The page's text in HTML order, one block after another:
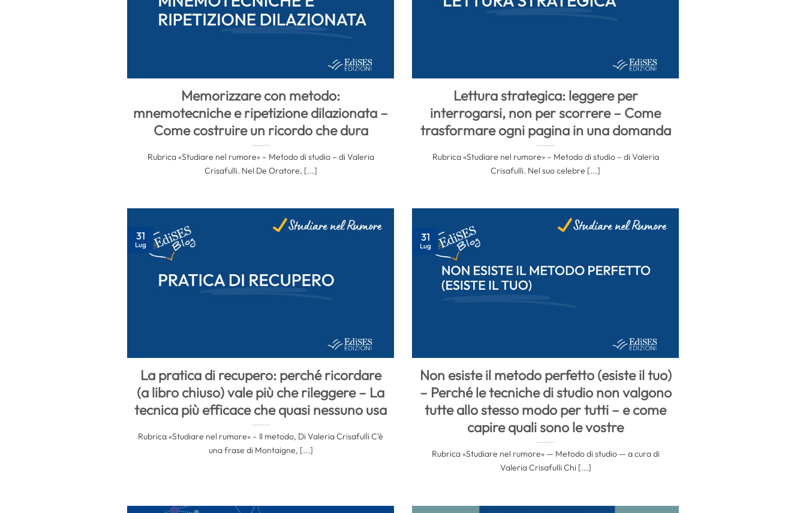
Memorizzare con metodo:
mnemotecniche e ripetizione dilazionata –
Come costruire un ricordo che dura
Rubrica «Studiare nel rumore» – Metodo di studio – di Valeria
Crisafulli. Nel De Oratore, [...]
Lettura strategica: leggere per
interrogarsi, non per scorrere – Come
trasformare ogni pagina in una domanda
Rubrica «Studiare nel rumore» – Metodo di studio – di Valeria
Crisafulli. Nel suo celebre [...]
La pratica di recupero: perché ricordare
(a libro chiuso) vale più che rileggere – La
tecnica più efficace che quasi nessuno usa
Rubrica «Studiare nel rumore» – Il metodo, Di Valeria Crisafulli C’è
una frase di Montaigne, [...]
31
Lug
Non esiste il metodo perfetto (esiste il tuo)
– Perché le tecniche di studio non valgono
tutte allo stesso modo per tutti – e come
capire quali sono le vostre
Rubrica «Studiare nel rumore» — Metodo di studio — a cura di
Valeria Crisafulli Chi [...]
31
Lug